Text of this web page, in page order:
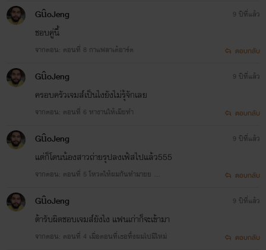
GûoJeng
ชอบคู่นี้
จากตอน: ตอนที่ 8 กาแฟลาเต้อาร์ต
9 ปีที่แล้ว
ตอบกลับ
GûoJeng
ครอบครัวเจมส์เป็นไงยังไม่รุ้จักเลย
จากตอน: ตอนที่ 6 หางานให้เมียทำ
9 ปีที่แล้ว
ตอบกลับ
GûoJeng
แต่ก็โดนน้องสาวถ่ายรุปลงเฟ้สไปแล้ว555
จากตอน: ตอนที่ 5 โหวตให้ผมกันทำมายย ...
9 ปีที่แล้ว
ตอบกลับ
GûoJeng
ต้ารับผิดชอบเจมส์ยังไง แฟนเก่าก็จะเข้ามา
จากตอน: ตอนที่ 4 เมื่อตอนที่เธอทิ้งผมไปมีใหม่
9 ปีที่แล้ว
ตอบกลับ